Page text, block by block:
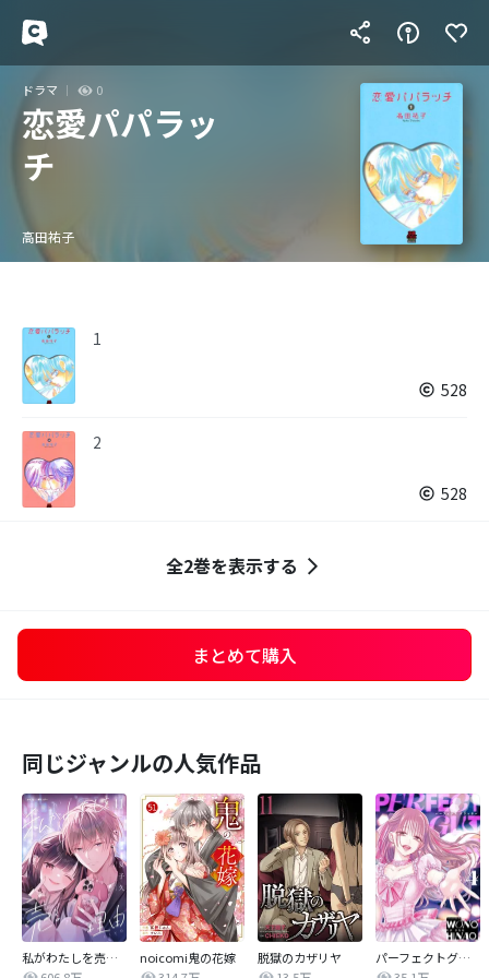
ドラマ 0
恋愛パパラッ
チ
高田祐子
1
528
2
528
全2巻を表示する
まとめて購入
同じジャンルの人気作品
私がわたしを売る理由
noicomi鬼の花嫁
脱獄のカザリヤ
パーフェクトグリッター